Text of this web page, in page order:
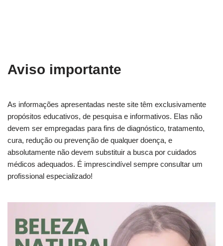
Aviso importante
As informações apresentadas neste site têm exclusivamente
propósitos educativos, de pesquisa e informativos. Elas não
devem ser empregadas para fins de diagnóstico, tratamento,
cura, redução ou prevenção de qualquer doença, e
absolutamente não devem substituir a busca por cuidados
médicos adequados. É imprescindível sempre consultar um
profissional especializado!